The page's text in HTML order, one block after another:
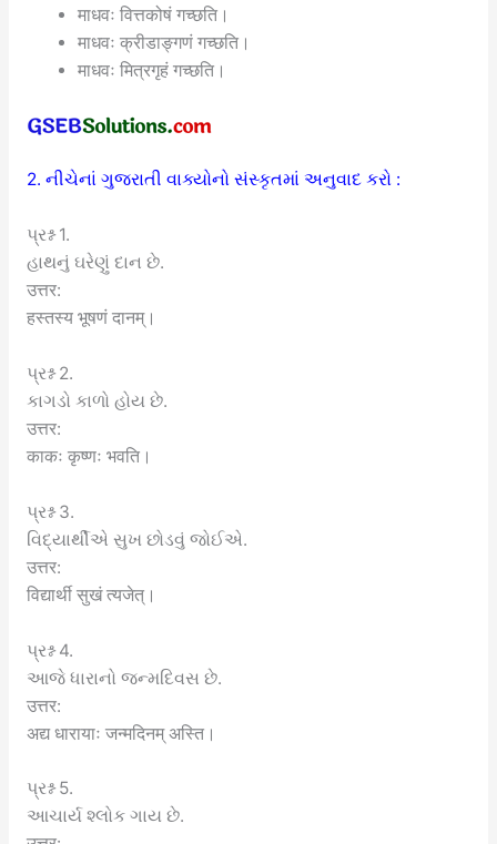
माधवः वित्तकोषं गच्छति।
माधवः क्रीडाङ्गणं गच्छति।
माधवः मित्रगृहं गच्छति।
2. નીચેનાં ગુજરાતી વાક્યોનો સંસ્કૃતમાં અનુવાદ કરો :
પ્રશ્ન 1.
હાથનું ઘરેણું દાન છે.
उत्तर:
हस्तस्य भूषणं दानम्।
પ્રશ્ન 2.
કાગડો કાળો હોય છે.
उत्तर:
काकः कृष्णः भवति।
પ્રશ્ન 3.
વિદ્યાર્થીએ સુખ છોડવું જોઈએ.
उत्तर:
विद्यार्थी सुखं त्यजेत्।
પ્રશ્ન 4.
આજે ધારાનો જન્મદિવસ છે.
उत्तर:
अद्य धारायाः जन्मदिनम् अस्ति।
પ્રશ્ન 5.
આચાર્ય શ્લોક ગાય છે.